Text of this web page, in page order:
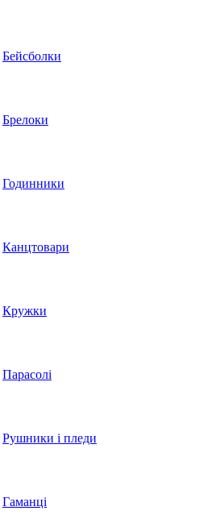
Бейсболки
Брелоки
Годинники
Канцтовари
Кружки
Парасолі
Рушники і пледи
Гаманці